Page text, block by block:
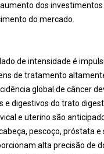
dos
do mercado.
de intensidade é
de tratamento
global de câncer
e digestivos do trato
e uterino são
pescoço, próstata
alta precisão de